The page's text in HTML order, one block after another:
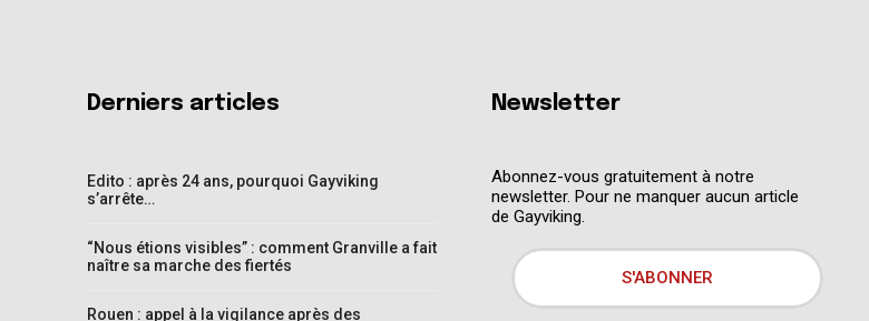
Derniers articles
Edito : après 24 ans, pourquoi Gayviking
s’arrête…
“Nous étions visibles” : comment Granville a fait
naître sa marche des fiertés
Rouen : appel à la vigilance après des
Newsletter
Abonnez-vous gratuitement à notre
newsletter. Pour ne manquer aucun article
de Gayviking.
S'ABONNER